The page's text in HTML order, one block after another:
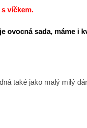
s víčkem.
ovocná sada, máme i
také jako malý milý